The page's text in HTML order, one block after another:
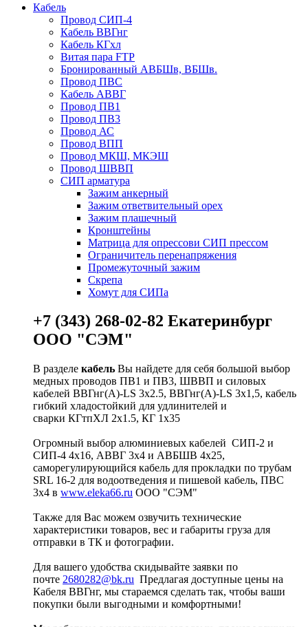
Кабель
Провод СИП-4
Кабель ВВГнг
Кабель КГхл
Витая пара FTP
Бронированный АВБШв, ВБШв.
Провод ПВС
Кабель АВВГ
Провод ПВ1
Провод ПВ3
Провод АС
Провод ВПП
Провод МКШ, МКЭШ
Провод ШВВП
СИП арматура
Зажим анкерный
Зажим ответвительный орех
Зажим плашечный
Кронштейны
Матрица для опрессови СИП прессом
Ограничитель перенапряжения
Промежуточный зажим
Скрепа
Хомут для СИПа
+7 (343) 268-02-82 Екатеринбург
ООО "СЭМ"
В разделе кабель Вы найдете для себя большой выбор
медных проводов ПВ1 и ПВ3, ШВВП и силовых
кабелей ВВГнг(A)-LS 3х2.5, ВВГнг(A)-LS 3х1,5, кабель
гибкий хладостойкий для удлинителей и
сварки КГтпХЛ 2х1.5, КГ 1х35
Огромный выбор алюминиевых кабелей СИП-2 и
СИП-4 4х16, АВВГ 3х4 и АВБШВ 4х25,
саморегулирующийся кабель для прокладки по трубам
SRL 16-2 для водоотведения и пишевой кабель, ПВС
3х4 в www.eleka66.ru ООО "СЭМ"
Также для Вас можем озвучить технические
характеристики товаров, вес и габариты груза для
отправки в ТК и фотографии.
Для вашего удобства скидывайте заявки по
почте 2680282@bk.ru Предлагая доступные цены на
Кабеля ВВГнг, мы стараемся сделать так, чтобы ваши
покупки были выгодными и комфортными!